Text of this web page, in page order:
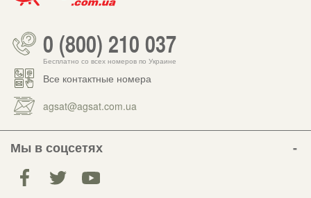
0 (800) 210 037
Бесплатно со всех номеров по Украине
Все контактные номера
agsat@agsat.com.ua
Мы в соцсетях